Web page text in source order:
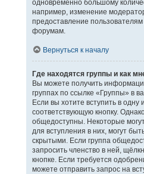
одновременно большому
например, изменение
предоставление
форумам.
Вернуться к началу
Где находятся группы и как
Вы можете получить
группах по ссылке «Группы» в
Если вы хотите вступить в одну
соответствующую кнопку.
общедоступны. Некоторые
для вступления в них, могут
скрытыми. Если группа
запросить членство в ней,
кнопке. Если требуется
можете отправить запрос на